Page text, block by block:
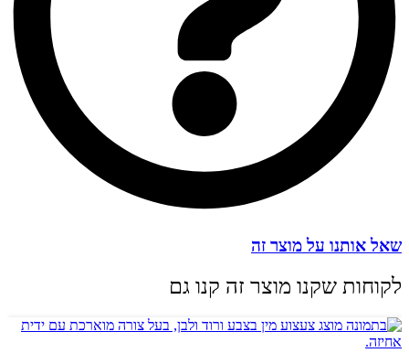
שאל אותנו על מוצר זה
לקוחות שקנו מוצר זה קנו גם